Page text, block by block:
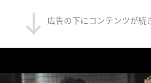
広告の下にコンテンツが続